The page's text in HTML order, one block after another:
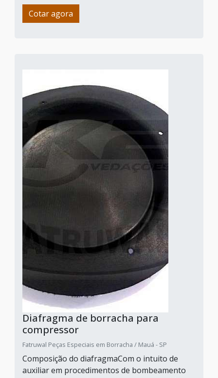
Cotar agora
Diafragma de borracha para
compressor
Fatruwal Peças Especiais em Borracha / Mauá - SP
Composição do diafragmaCom o intuito de
auxiliar em procedimentos de bombeamento